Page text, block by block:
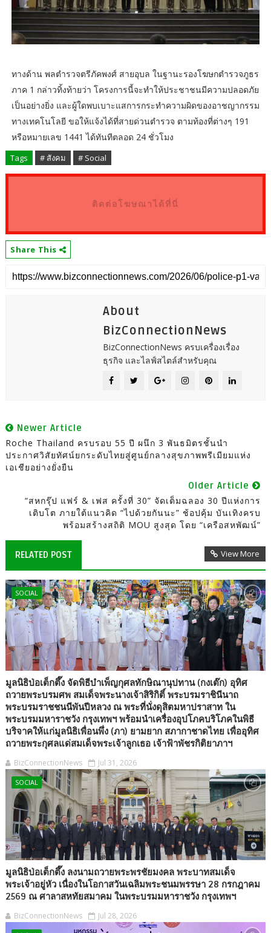
ทางด้าน พลตำรวจตรีภัคพงศ์ สายอุบล ในฐานะรองโฆษกตำรวจภูธร
ภาค 1 กล่าวทิ้งท้ายว่า โครงการนี้จะทำให้ประชาชนมีความปลอดภัย
เป็นอย่างยิ่ง และผู้ใดพบเบาะแสการกระทำความผิดของอาชญากรรม
ทางเทคโนโลยี ขอให้แจ้งได้ที่สายด่วนตำรวจ ตามท้องที่ต่างๆ 191
หรือหมายเลข 1441 ได้ทันทีตลอด 24 ชั่วโมง
Tags # สังคม # Social
ติดต่อโฆษณาได้ที่นี่
Share This
About
BizConnectionNews
BizConnectionNews ครบเครื่องเรื่อง
ธุรกิจ และไลฟ์สไตล์สำหรับคุณ
Newer Article
Roche Thailand ครบรอบ 55 ปี ผนึก 3 พันธมิตรชั้นนำ
ประกาศวิสัยทัศน์ยกระดับไทยสู่ศูนย์กลางสุขภาพพรีเมียมแห่ง
เอเชียอย่างยั่งยืน
Older Article
“สหกรุ๊ป แฟร์ & เฟส ครั้งที่ 30” จัดเต็มฉลอง 30 ปีแห่งการ
เติบโต ภายใต้แนวคิด “ไปด้วยกันนะ” ช้อปคุ้ม บันเทิงครบ
พร้อมสร้างสถิติ MOU สูงสุด โดย “เครือสหพัฒน์”
RELATED POST View More
SOCIAL
มูลนิธิป่อเต็กตึ๊ง จัดพิธีบำเพ็ญกุศลทักษิณานุปทาน (กงเต๊ก) อุทิศ
ถวายพระบรมศพ สมเด็จพระนางเจ้าสิริกิติ์ พระบรมราชินีนาถ
พระบรมราชชนนีพันปีหลวง ณ พระที่นั่งดุสิตมหาปราสาท ใน
พระบรมมหาราชวัง กรุงเทพฯ พร้อมนำเครื่องอุปโภคบริโภคในพิธี
บริจาคให้แก่มูลนิธิเพื่อนพึ่ง (ภา) ยามยาก สภากาชาดไทย เพื่ออุทิศ
ถวายพระกุศลแด่สมเด็จพระเจ้าลูกเธอ เจ้าฟ้าพัชรกิติยาภาฯ
BizConnectionNews Jul 31, 2026
SOCIAL
มูลนิธิป่อเต็กตึ๊ง ลงนามถวายพระพรชัยมงคล พระบาทสมเด็จ
พระเจ้าอยู่หัว เนื่องในโอกาสวันเฉลิมพระชนมพรรษา 28 กรกฎาคม
2569 ณ ศาลาสหทัยสมาคม ในพระบรมมหาราชวัง กรุงเทพฯ
BizConnectionNews Jul 28, 2026